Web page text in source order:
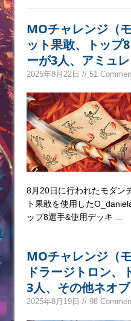
MOチャレンジ（
ット果敢、トップ
ーが3人、アミュ
2025年8月22日 // 51
8月20日に行われたモダン
ト果敢を使用した
ップ8選手&使用デッキ
MOチャレンジ（
ドラージトロン、
3人、その他ネオ
2025年8月19日 // 98